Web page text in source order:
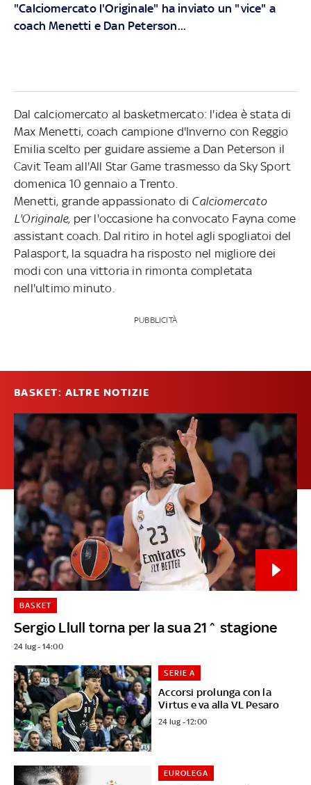
"Calciomercato l'Originale" ha inviato un "vice" a
coach Menetti e Dan Peterson...
Dal calciomercato al basketmercato: l'idea è stata di
Max Menetti, coach campione d'Inverno con Reggio
Emilia scelto per guidare assieme a Dan Peterson il
Cavit Team all'All Star Game trasmesso da Sky Sport
domenica 10 gennaio a Trento.
Menetti, grande appassionato di Calciomercato
L'Originale, per l'occasione ha convocato Fayna come
assistant coach. Dal ritiro in hotel agli spogliatoi del
Palasport, la squadra ha risposto nel migliore dei
modi con una vittoria in rimonta completata
nell'ultimo minuto.
PUBBLICITÀ
BASKET: ALTRE NOTIZIE
Sergio Llull torna per la sua 21^ stagione
BASKET
24 lug - 14:00
Accorsi prolunga con la
Virtus e va alla VL Pesaro
SERIE A
24 lug - 12:00
EUROLEGA